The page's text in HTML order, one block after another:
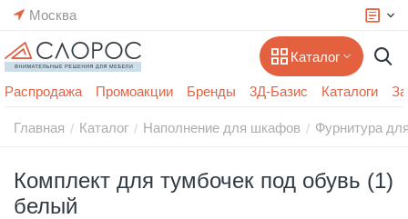
Москва
Каталог
Распродажа Промоакции Бренды 3Д-Базис Каталоги
Главная / Каталог / Наполнение для шкафов / Фурнитура
Комплект для тумбочек под обувь (1)
белый